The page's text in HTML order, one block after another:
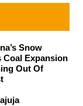
Snow
Coal Expansion
Out Of